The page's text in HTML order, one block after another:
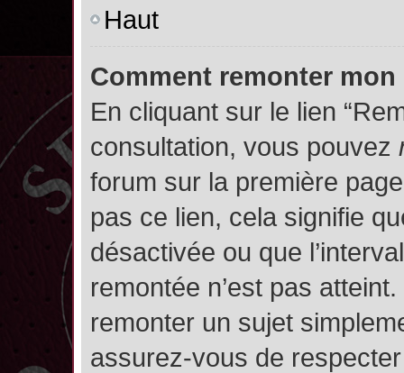
Haut
Comment remonter
En cliquant sur le lien
consultation, vous pouvez
forum sur la première
pas ce lien, cela signifie
désactivée ou que
remontée n’est pas
remonter un sujet
assurez-vous de